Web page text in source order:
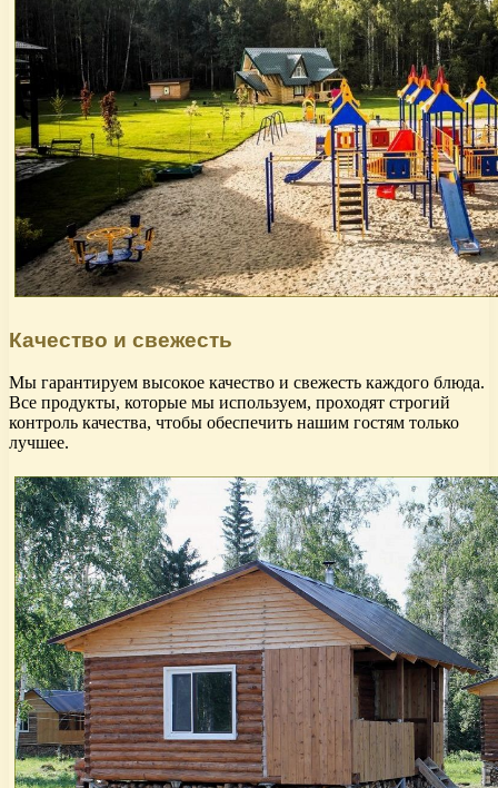
Качество и свежесть
Мы гарантируем высокое качество и свежесть каждого блюда.
Все продукты, которые мы используем, проходят строгий
контроль качества, чтобы обеспечить нашим гостям только
лучшее.